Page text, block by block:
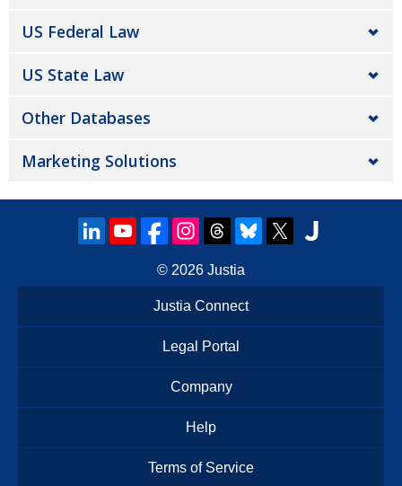
US Federal Law
US State Law
Other Databases
Marketing Solutions
© 2026 Justia
Justia Connect
Legal Portal
Company
Help
Terms of Service